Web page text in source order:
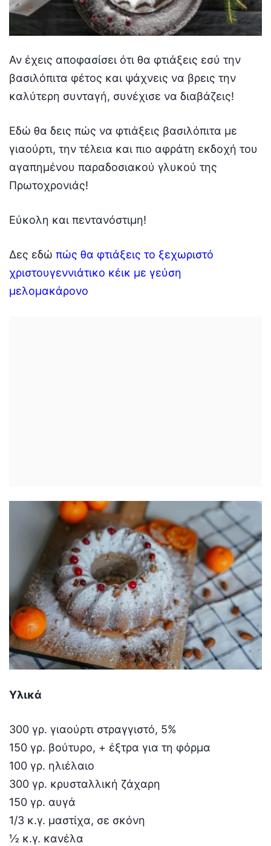
Αν έχεις αποφασίσει ότι θα φτιάξεις εσύ την
βασιλόπιτα φέτος και ψάχνεις να βρεις την
καλύτερη συνταγή, συνέχισε να διαβάζεις!
Εδώ θα δεις πώς να φτιάξεις βασιλόπιτα με
γιαούρτι, την τέλεια και πιο αφράτη εκδοχή του
αγαπημένου παραδοσιακού γλυκού της
Πρωτοχρονιάς!
Εύκολη και πεντανόστιμη!
Δες εδώ πώς θα φτιάξεις το ξεχωριστό
χριστουγεννιάτικο κέικ με γεύση
μελομακάρονο
Υλικά
300 γρ. γιαούρτι στραγγιστό, 5%
150 γρ. βούτυρο, + έξτρα για τη φόρμα
100 γρ. ηλιέλαιο
300 γρ. κρυσταλλική ζάχαρη
150 γρ. αυγά
1/3 κ.γ. μαστίχα, σε σκόνη
½ κ.γ. κανέλα